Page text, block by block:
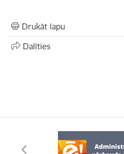
Drukāt lapu
Dalīties